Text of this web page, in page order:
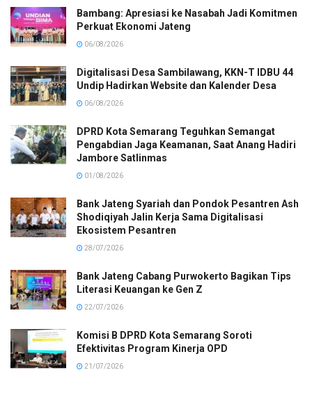
Bambang: Apresiasi ke Nasabah Jadi Komitmen
Perkuat Ekonomi Jateng
06/08/2026
Digitalisasi Desa Sambilawang, KKN-T IDBU 44
Undip Hadirkan Website dan Kalender Desa
06/08/2026
DPRD Kota Semarang Teguhkan Semangat
Pengabdian Jaga Keamanan, Saat Anang Hadiri
Jambore Satlinmas
01/08/2026
Bank Jateng Syariah dan Pondok Pesantren Ash
Shodiqiyah Jalin Kerja Sama Digitalisasi
Ekosistem Pesantren
28/07/2026
Bank Jateng Cabang Purwokerto Bagikan Tips
Literasi Keuangan ke Gen Z
22/07/2026
Komisi B DPRD Kota Semarang Soroti
Efektivitas Program Kinerja OPD
21/07/2026